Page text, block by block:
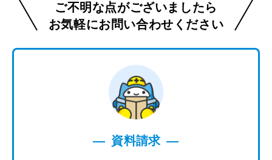
ご不明な点がございましたら
お気軽にお問い合わせください
資料請求